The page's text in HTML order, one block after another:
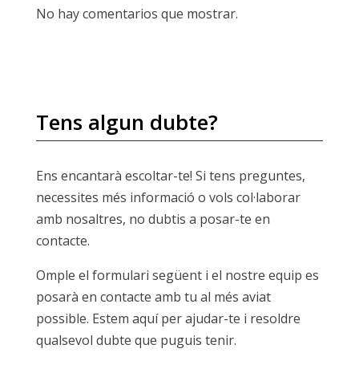
No hay comentarios que mostrar.
Tens algun dubte?
Ens encantarà escoltar-te! Si tens preguntes,
necessites més informació o vols col·laborar
amb nosaltres, no dubtis a posar-te en
contacte.
Omple el formulari següent i el nostre equip es
posarà en contacte amb tu al més aviat
possible. Estem aquí per ajudar-te i resoldre
qualsevol dubte que puguis tenir.